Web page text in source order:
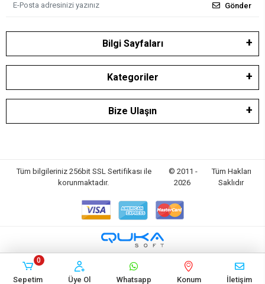
Gönder
Bilgi Sayfaları
Kategoriler
Bize Ulaşın
Tüm bilgileriniz 256bit SSL Sertifikası ile
korunmaktadır.
© 2011 -
2026
Tüm Hakları
Saklıdır
Sepetim
0
Üye Ol Whatsapp Konum İletişim